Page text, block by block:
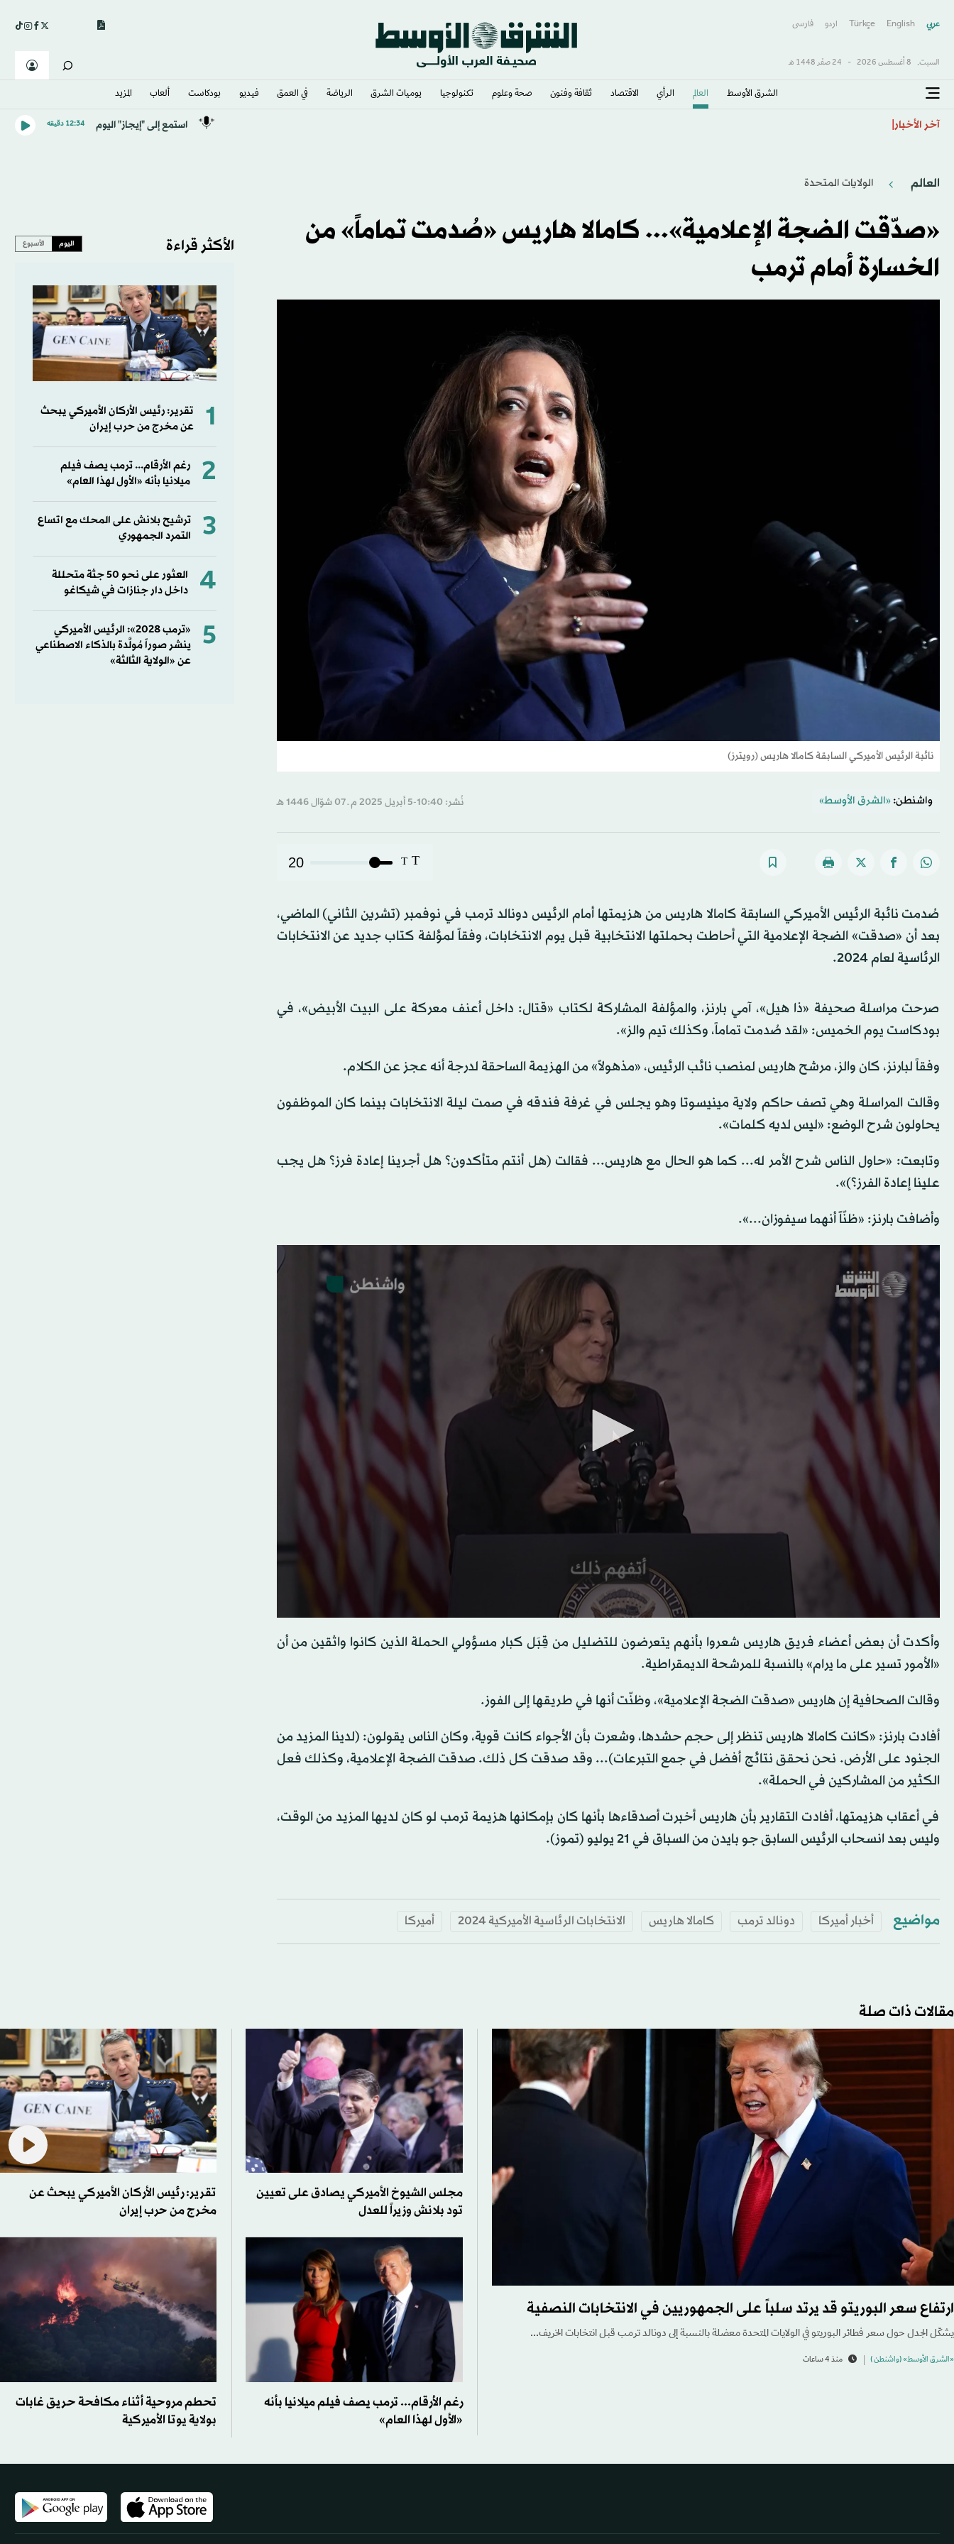
عربي English
Türkçe اردو فارسى
السبت, 8 أغسطس 2026 - 24 صفَر 1448 هـ
الشرق الأوسط​ العالم الرأي الاقتصاد ثقافة وفنون صحة وعلوم تكنولوجيا يوميات الشرق​ الرياضة في العمق فيديو بودكاست ألعاب المزيد
آخر الأخبار استمع إلى "إيجاز" اليوم 12:34 دقيقه
العالم الولايات المتحدة​
«صدّقت الضجة الإعلامية»... كامالا هاريس «صُدمت تماماً» من
الخسارة أمام ترمب
نائبة الرئيس الأميركي السابقة كامالا هاريس (رويترز)
واشنطن: «الشرق الأوسط» نُشر: 10:40-5 أبريل 2025 م ـ 07 شوّال 1446 هـ
T
T
20
صُدمت نائبة الرئيس الأميركي السابقة كامالا هاريس من هزيمتها أمام الرئيس دونالد ترمب في نوفمبر (تشرين الثاني) الماضي،
بعد أن «صدقت» الضجة الإعلامية التي أحاطت بحملتها الانتخابية قبل يوم الانتخابات، وفقاً لمؤلفة كتاب جديد عن الانتخابات
الرئاسية لعام 2024.
صرحت مراسلة صحيفة «ذا هيل»، آمي بارنز، والمؤلفة المشاركة لكتاب «قتال: داخل أعنف معركة على البيت الأبيض»، في
بودكاست يوم الخميس: «لقد صُدمت تماماً، وكذلك تيم والز».
وفقاً لبارنز، كان والز، مرشح هاريس لمنصب نائب الرئيس، «مذهولاً» من الهزيمة الساحقة لدرجة أنه عجز عن الكلام.
وقالت المراسلة وهي تصف حاكم ولاية مينيسوتا وهو يجلس في غرفة فندقه في صمت ليلة الانتخابات بينما كان الموظفون
يحاولون شرح الوضع: «ليس لديه كلمات».
وتابعت: «حاول الناس شرح الأمر له... كما هو الحال مع هاريس... فقالت (هل أنتم متأكدون؟ هل أجرينا إعادة فرز؟ هل يجب
علينا إعادة الفرز؟)».
وأضافت بارنز: «ظنّاً أنهما سيفوزان...».
seconds
of
وأكدت أن بعض أعضاء فريق هاريس شعروا بأنهم يتعرضون للتضليل من قِبَل كبار مسؤولي الحملة الذين كانوا واثقين من أن
«الأمور تسير على ما يرام» بالنسبة للمرشحة الديمقراطية.
وقالت الصحافية إن هاريس «صدقت الضجة الإعلامية»، وظنّت أنها في طريقها إلى الفوز.
أفادت بارنز: «كانت كامالا هاريس تنظر إلى حجم حشدها، وشعرت بأن الأجواء كانت قوية، وكان الناس يقولون: (لدينا المزيد من
الجنود على الأرض. نحن نحقق نتائج أفضل في جمع التبرعات)... وقد صدقت كل ذلك. صدقت الضجة الإعلامية، وكذلك فعل
الكثير من المشاركين في الحملة».
في أعقاب هزيمتها، أفادت التقارير بأن هاريس أخبرت أصدقاءها بأنها كان بإمكانها هزيمة ترمب لو كان لديها المزيد من الوقت،
وليس بعد انسحاب الرئيس السابق جو بايدن من السباق في 21 يوليو (تموز).
مواضيع أخبار أميركا دونالد ترمب كامالا هاريس الانتخابات الرئاسية الأميركية 2024 أميركا
الأكثر قراءة اليوم الأسبوع
1
تقرير: رئيس الأركان الأميركي يبحث
عن مخرج من حرب إيران
2
رغم الأرقام... ترمب يصف فيلم
ميلانيا بأنه «الأول لهذا العام»
3
ترشيح بلانش على المحك مع اتساع
التمرد الجمهوري
4
العثور على نحو 50 جثة متحللة
داخل دار جنازات في شيكاغو
5
«ترمب 2028»: الرئيس الأميركي
ينشر صوراً مُولَّدة بالذكاء الاصطناعي
عن «الولاية الثالثة»
مقالات ذات صلة
ارتفاع سعر البوريتو قد يرتد سلباً على الجمهوريين في الانتخابات النصفية
يشكّل الجدل حول سعر فطائر البوريتو في الولايات المتحدة معضلة بالنسبة إلى دونالد ترمب قبل انتخابات الخريف...
«الشرق الأوسط» (واشنطن ) منذ 4 ساعات
مجلس الشيوخ الأميركي يصادق على تعيين
تود بلانش وزيراً للعدل
تقرير: رئيس الأركان الأميركي يبحث عن
مخرج من حرب إيران
رغم الأرقام... ترمب يصف فيلم ميلانيا بأنه
«الأول لهذا العام»
تحطم مروحية أثناء مكافحة حريق غابات
بولاية يوتا الأميركية